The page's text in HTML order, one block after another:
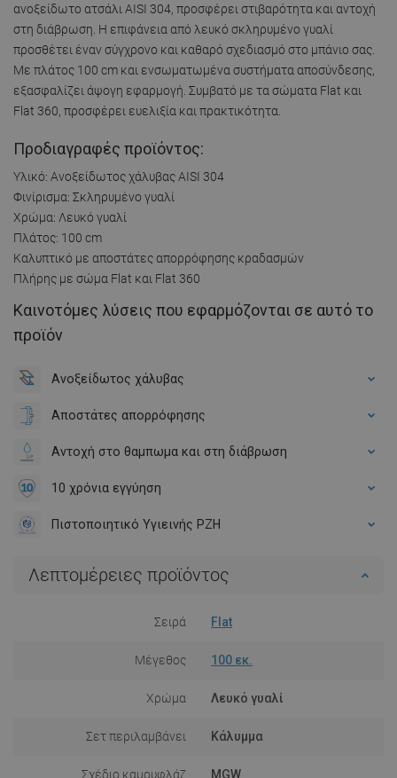
ανοξείδωτο ατσάλι AISI 304, προσφέρει στιβαρότητα και αντοχή
στη διάβρωση. Η επιφάνεια από λευκό σκληρυμένο γυαλί
προσθέτει έναν σύγχρονο και καθαρό σχεδιασμό στο μπάνιο σας.
Με πλάτος 100 cm και ενσωματωμένα συστήματα αποσύνδεσης,
εξασφαλίζει άψογη εφαρμογή. Συμβατό με τα σώματα Flat και
Flat 360, προσφέρει ευελιξία και πρακτικότητα.
Προδιαγραφές προϊόντος:
Υλικό: Ανοξείδωτος χάλυβας AISI 304
Φινίρισμα: Σκληρυμένο γυαλί
Χρώμα: Λευκό γυαλί
Πλάτος: 100 cm
Καλυπτικό με αποστάτες απορρόφησης κραδασμών
Πλήρης με σώμα Flat και Flat 360
Καινοτόμες λύσεις που εφαρμόζονται σε αυτό το
προϊόν
Ανοξείδωτος χάλυβας
Αποστάτες απορρόφησης
Αντοχή στο θαμπωμα και στη διάβρωση
10 χρόνια εγγύηση
Πιστοποιητικό Υγιεινής PZH
Λεπτομέρειες προϊόντος
Σειρά Flat
Μέγεθος 100 εκ.
Χρώμα Λευκό γυαλί
Σετ περιλαμβάνει Κάλυμμα
Σχέδιο καμουφλάζ MGW